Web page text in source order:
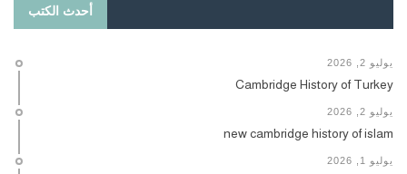
أحدث الكتب
يوليو 2, 2026
Cambridge History of Turkey
يوليو 2, 2026
new cambridge history of islam
يوليو 1, 2026